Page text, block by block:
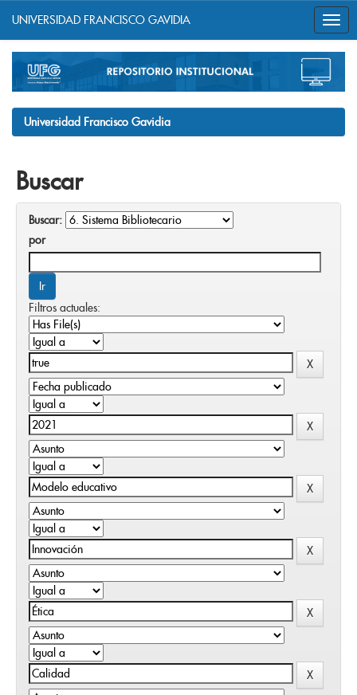
navigation
UNIVERSIDAD FRANCISCO GAVIDIA
Universidad Francisco Gavidia
Buscar
Buscar:
por
Filtros actuales: